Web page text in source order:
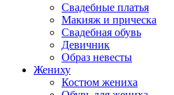
Свадебные платья
Макияж и прическа
Свадебная обувь
Девичник
Образ невесты
Жениху
Костюм жениха